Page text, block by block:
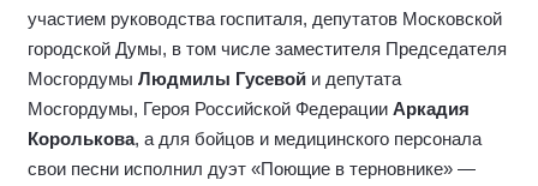
участием руководства госпиталя, депутатов Московской
городской Думы, в том числе заместителя Председателя
Мосгордумы Людмилы Гусевой и депутата
Мосгордумы, Героя Российской Федерации Аркадия
Королькова, а для бойцов и медицинского персонала
свои песни исполнил дуэт «Поющие в терновнике» —